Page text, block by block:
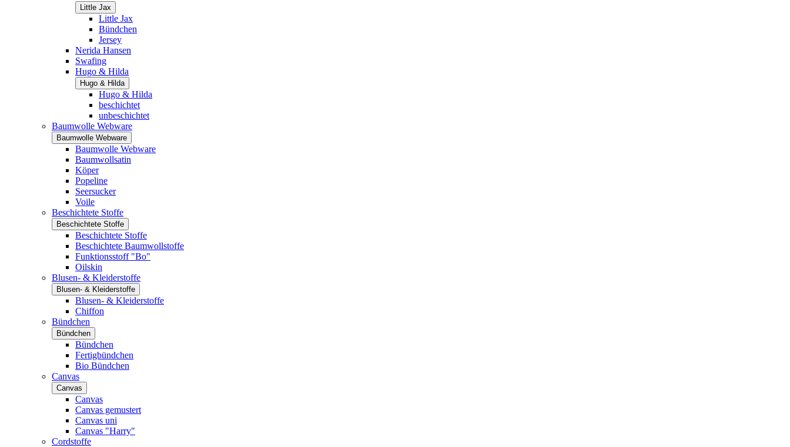
Little Jax
Little Jax
Bündchen
Jersey
Nerida Hansen
Swafing
Hugo & Hilda
Hugo & Hilda
Hugo & Hilda
beschichtet
unbeschichtet
Baumwolle Webware
Baumwolle Webware
Baumwolle Webware
Baumwollsatin
Köper
Popeline
Seersucker
Voile
Beschichtete Stoffe
Beschichtete Stoffe
Beschichtete Stoffe
Beschichtete Baumwollstoffe
Funktionsstoff "Bo"
Oilskin
Blusen- & Kleiderstoffe
Blusen- & Kleiderstoffe
Blusen- & Kleiderstoffe
Chiffon
Bündchen
Bündchen
Bündchen
Fertigbündchen
Bio Bündchen
Canvas
Canvas
Canvas
Canvas gemustert
Canvas uni
Canvas "Harry"
Cordstoffe